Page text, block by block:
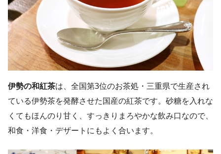
伊勢の和紅茶は、全国第3位のお茶処・三重県で生産され
ている伊勢茶を発酵させた国産の紅茶です。砂糖を入れな
くてもほんのり甘く、すっきりまろやかな飲み口なので、
和食・洋食・デザートにもよく合います。